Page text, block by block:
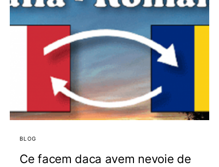
BLOG
Ce facem daca avem nevoie de